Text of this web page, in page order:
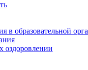
в образовательной
оздоровлении